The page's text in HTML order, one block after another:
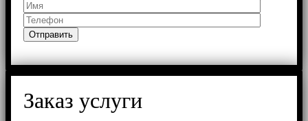
Заказ услуги